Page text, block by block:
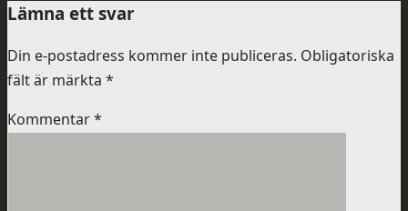
Lämna ett svar
Din e-postadress kommer inte publiceras. Obligatoriska
fält är märkta *
Kommentar*